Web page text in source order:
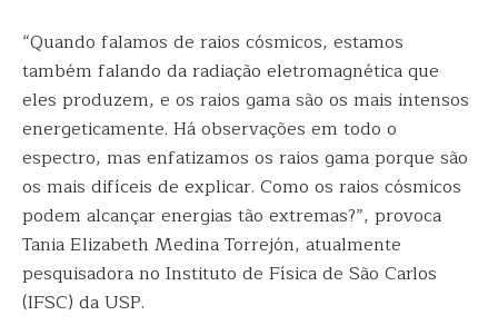
“Quando falamos de raios cósmicos, estamos
também falando da radiação eletromagnética que
eles produzem, e os raios gama são os mais intensos
energeticamente. Há observações em todo o
espectro, mas enfatizamos os raios gama porque são
os mais difíceis de explicar. Como os raios cósmicos
podem alcançar energias tão extremas?”, provoca
Tania Elizabeth Medina Torrejón, atualmente
pesquisadora no Instituto de Física de São Carlos
(IFSC) da USP.